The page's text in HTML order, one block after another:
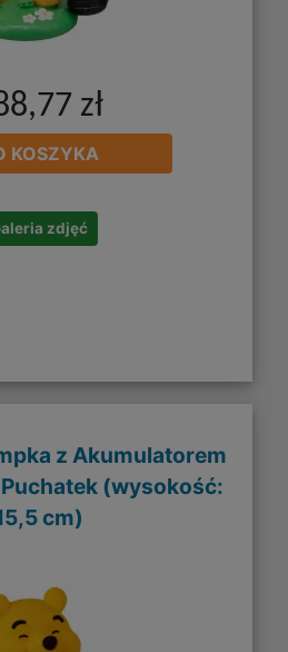
zł
KOSZYKA
zdjęć
z Akumulatorem
(wysokość:
cm)